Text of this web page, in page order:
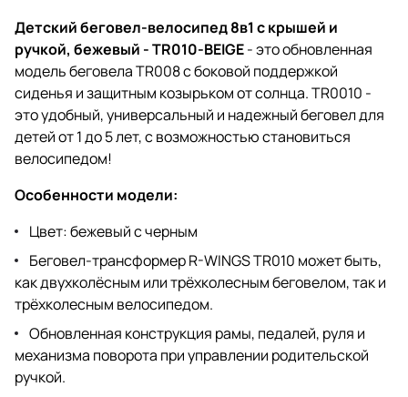
Детский беговел-велосипед 8в1 с крышей и
ручкой, бежевый - TR010-BEIGE- это обновленная
модель беговела TR008 с боковой поддержкой
сиденья и защитным козырьком от солнца. TR0010 -
это удобный, универсальный и надежный беговел для
детей от 1 до 5 лет, с возможностью становиться
велосипедом!
Особенности модели:
Цвет: бежевый с черным
Беговел-трансформер R-WINGS TR010 может быть,
как двухколёсным или трёхколесным беговелом, так и
трёхколесным велосипедом.
Обновленная конструкция рамы, педалей, руля и
механизма поворота при управлении родительской
ручкой.